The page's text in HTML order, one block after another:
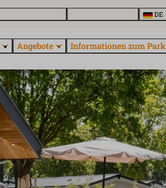
DE
Angebote Informationen zum Park